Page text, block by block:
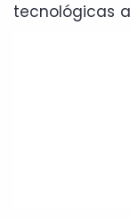
tecnológicas